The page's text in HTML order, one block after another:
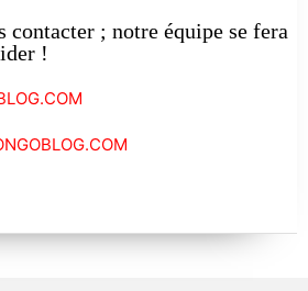
contacter ; notre équipe se fera
!